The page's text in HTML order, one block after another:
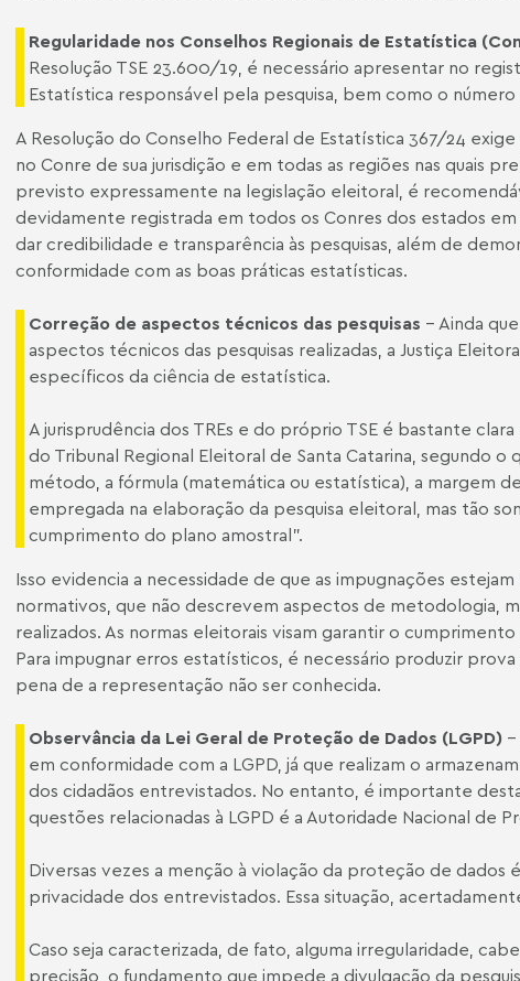
Regularidade nos Conselhos Regionais de Estatística
Resolução TSE 23.600/19, é necessário apresentar no
Estatística responsável pela pesquisa, bem como o
A Resolução do Conselho Federal de Estatística 367/24
no Conre de sua jurisdição e em todas as regiões nas quais
previsto expressamente na legislação eleitoral, é
devidamente registrada em todos os Conres dos estados
dar credibilidade e transparência às pesquisas, além de
conformidade com as boas práticas estatísticas.
Correção de aspectos técnicos das pesquisas – Ainda
aspectos técnicos das pesquisas realizadas, a Justiça
específicos da ciência de estatística.
A jurisprudência dos TREs e do próprio TSE é bastante
do Tribunal Regional Eleitoral de Santa Catarina, segundo o
método, a fórmula (matemática ou estatística), a margem
empregada na elaboração da pesquisa eleitoral, mas tão
cumprimento do plano amostral”.
Isso evidencia a necessidade de que as impugnações
normativos, que não descrevem aspectos de metodologia,
realizados. As normas eleitorais visam garantir o
Para impugnar erros estatísticos, é necessário produzir
pena de a representação não ser conhecida.
Observância da Lei Geral de Proteção de Dados (LGPD)
em conformidade com a LGPD, já que realizam o
dos cidadãos entrevistados. No entanto, é importante
questões relacionadas à LGPD é a Autoridade Nacional de
Diversas vezes a menção à violação da proteção de dados
privacidade dos entrevistados. Essa situação,
Caso seja caracterizada, de fato, alguma irregularidade,
precisão, o fundamento que impede a divulgação da